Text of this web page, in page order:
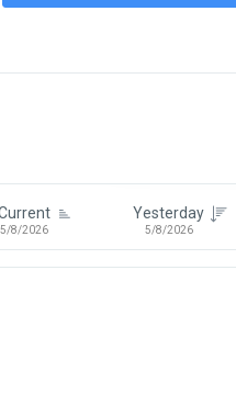
5/8/2026
Yesterday
5/8/2026